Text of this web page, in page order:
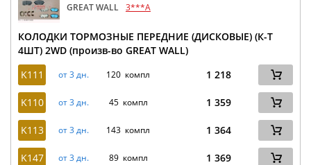
GREAT WALL 3***A
КОЛОДКИ ТОРМОЗНЫЕ ПЕРЕДНИЕ (ДИСКОВЫЕ) (К-Т
4ШТ) 2WD (произв-во GREAT WALL)
K111
от 3 дн. 120 компл 1 218
K110 от 3 дн. 45 компл 1 359
K113 от 3 дн. 143 компл 1 364
K147 от 3 дн. 89 компл 1 369